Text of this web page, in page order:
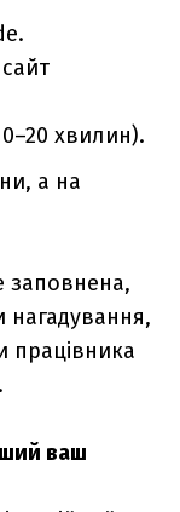
хвилин).
а на
заповнена,
нагадування,
працівника
ваш